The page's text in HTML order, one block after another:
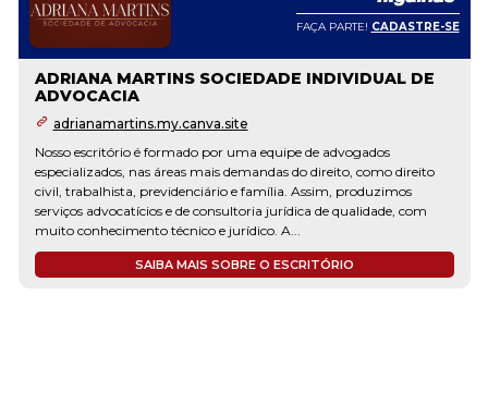
FAÇA PARTE! CADASTRE-SE
ADRIANA MARTINS SOCIEDADE INDIVIDUAL DE
ADVOCACIA
adrianamartins.my.canva.site
Nosso escritório é formado por uma equipe de advogados
especializados, nas áreas mais demandas do direito, como direito
civil, trabalhista, previdenciário e família. Assim, produzimos
serviços advocatícios e de consultoria jurídica de qualidade, com
muito conhecimento técnico e jurídico. A...
SAIBA MAIS SOBRE O ESCRITÓRIO